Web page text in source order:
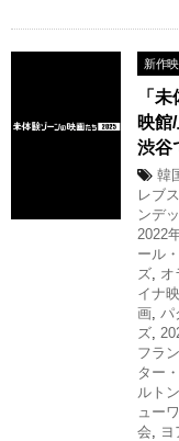
新作
「
映館
渋谷
韓
レブ
ンデ
2022
ール
ズ, オ
イナ
画, パ
ズ,
フラ
ター
ルトン
ュー
会,